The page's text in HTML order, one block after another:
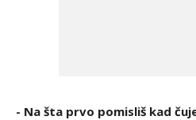
- Na šta prvo pomisliš kad